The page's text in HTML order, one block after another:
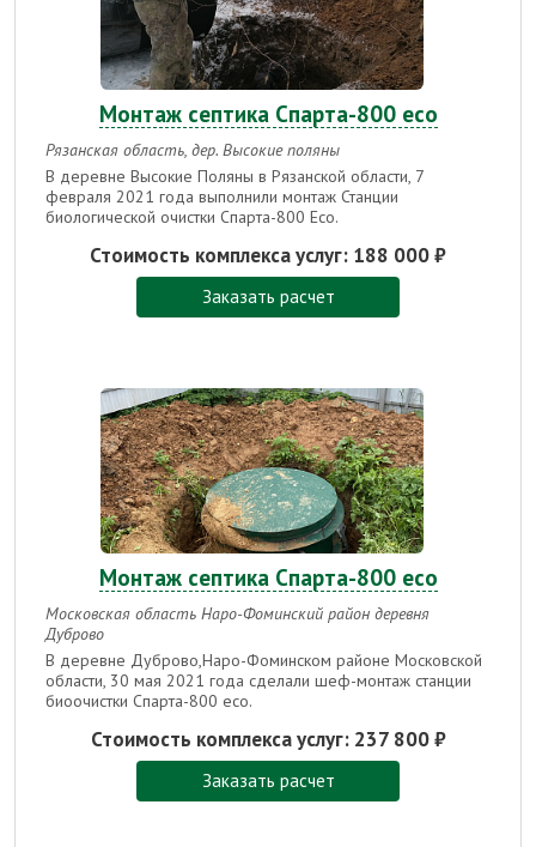
Монтаж септика Спарта-800 есо
Рязанская область, дер. Высокие поляны
В деревне Высокие Поляны в Рязанской области, 7
февраля 2021 года выполнили монтаж Станции
биологической очистки Спарта-800 Eco.
Стоимость комплекса услуг: 188 000 ₽
Заказать расчет
Монтаж септика Спарта-800 есо
Московская область Наро-Фоминский район деревня
Дуброво
В деревне Дуброво,Наро-Фоминском районе Московской
области, 30 мая 2021 года сделали шеф-монтаж станции
биоочистки Спарта-800 eco.
Стоимость комплекса услуг: 237 800 ₽
Заказать расчет